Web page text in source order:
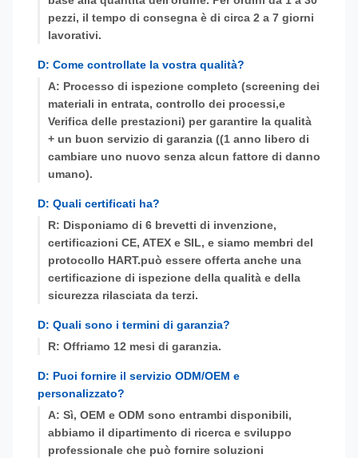
pezzi, il tempo di consegna è di circa 2 a 7 giorni
lavorativi.
D: Come controllate la vostra qualità?
A: Processo di ispezione completo (screening dei
materiali in entrata, controllo dei processi,e
Verifica delle prestazioni) per garantire la qualità
+ un buon servizio di garanzia ((1 anno libero di
cambiare uno nuovo senza alcun fattore di danno
umano).
D: Quali certificati ha?
R: Disponiamo di 6 brevetti di invenzione,
certificazioni CE, ATEX e SIL, e siamo membri del
protocollo HART.può essere offerta anche una
certificazione di ispezione della qualità e della
sicurezza rilasciata da terzi.
D: Quali sono i termini di garanzia?
R: Offriamo 12 mesi di garanzia.
D: Puoi fornire il servizio ODM/OEM e
personalizzato?
A: Sì, OEM e ODM sono entrambi disponibili,
abbiamo il dipartimento di ricerca e sviluppo
professionale che può fornire soluzioni